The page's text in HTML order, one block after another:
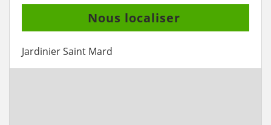
Nous localiser
Jardinier Saint Mard